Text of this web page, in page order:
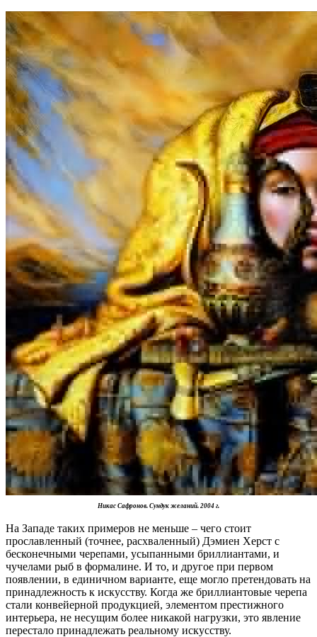
Никас Сафронов. Сундук желаний. 2004 г.
На Западе таких примеров не меньше – чего стоит
прославленный (точнее, расхваленный) Дэмиен Херст с
бесконечными черепами, усыпанными бриллиантами, и
чучелами рыб в формалине. И то, и другое при первом
появлении, в единичном варианте, еще могло претендовать на
принадлежность к искусству. Когда же бриллиантовые черепа
стали конвейерной продукцией, элементом престижного
интерьера, не несущим более никакой нагрузки, это явление
перестало принадлежать реальному искусству.